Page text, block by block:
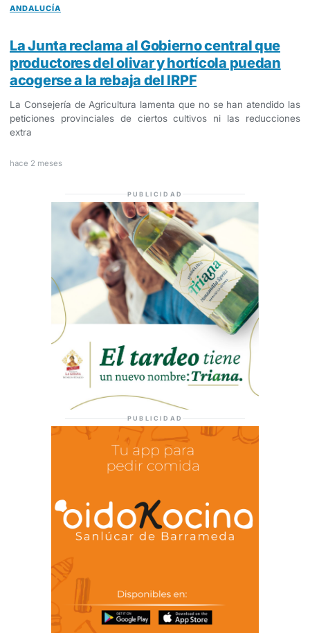
ANDALUCÍA
La Junta reclama al Gobierno central que
productores del olivar y hortícola puedan
acogerse a la rebaja del IRPF
La Consejería de Agricultura lamenta que no se han atendido las
peticiones provinciales de ciertos cultivos ni las reducciones
extra
hace 2 meses
PUBLICIDAD
PUBLICIDAD